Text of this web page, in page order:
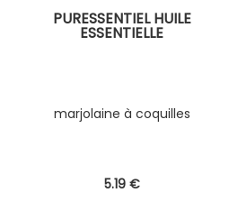
PURESSENTIEL HUILE
ESSENTIELLE
marjolaine à coquilles
5.19 €